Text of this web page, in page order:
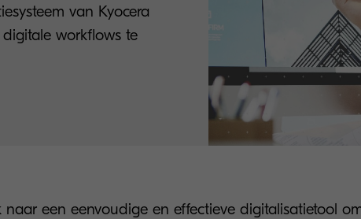
van Kyocera
workflows te
naar een eenvoudige en effectieve digitalisatietool